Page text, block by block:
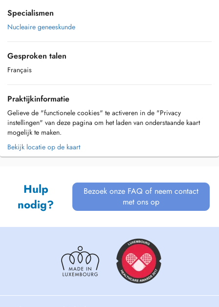
Specialismen
Nucleaire geneeskunde
Gesproken talen
Français
Praktijkinformatie
Gelieve de "functionele cookies" te activeren in de "Privacy
instellingen" van deze pagina om het laden van onderstaande kaart
mogelijk te maken.
Bekijk locatie op de kaart
Hulp
nodig?
Bezoek onze FAQ of neem contact
met ons op